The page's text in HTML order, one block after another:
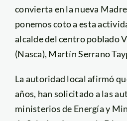
convierta en la nueva
ponemos coto a esta
alcalde del centro poblado
(Nasca), Martín Serrano
La autoridad local afirmó
años, han solicitado a las
ministerios de Energía y